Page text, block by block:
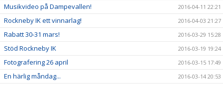
Musikvideo på Dampevallen! 2016-04-11 22:21
Rockneby IK ett vinnarlag! 2016-04-03 21:27
Rabatt 30-31 mars! 2016-03-29 15:28
Stöd Rockneby IK 2016-03-19 19:24
Fotografering 26 april 2016-03-15 17:49
En härlig måndag... 2016-03-14 20:53